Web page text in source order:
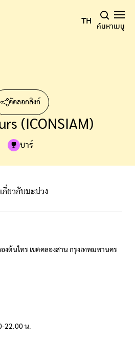
TH ค้นหาเมนู
(ICONSIAM)
บาร์
คัดลอกลิงก์
กี่ยวกับมะม่วง
งต้นไทร เขตคลองสาน กรุงเทพมหานคร
22.00 น.